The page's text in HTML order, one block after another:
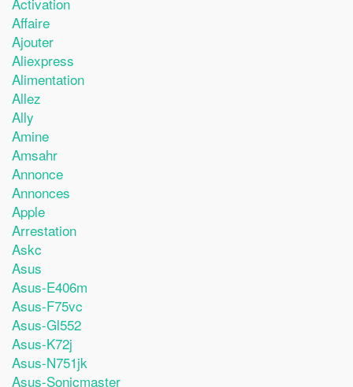
Affaire
Ajouter
Aliexpress
Alimentation
Allez
Ally
Amine
Amsahr
Annonce
Annonces
Apple
Arrestation
Askc
Asus
Asus-E406m
Asus-F75vc
Asus-Gl552
Asus-K72j
Asus-N751jk
Asus-Sonicmaster